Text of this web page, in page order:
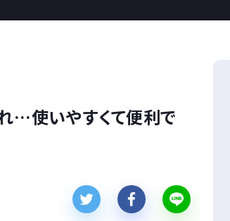
…使いやすくて便利で